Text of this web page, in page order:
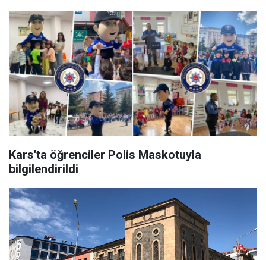
Kars'ta öğrenciler Polis Maskotuyla
bilgilendirildi